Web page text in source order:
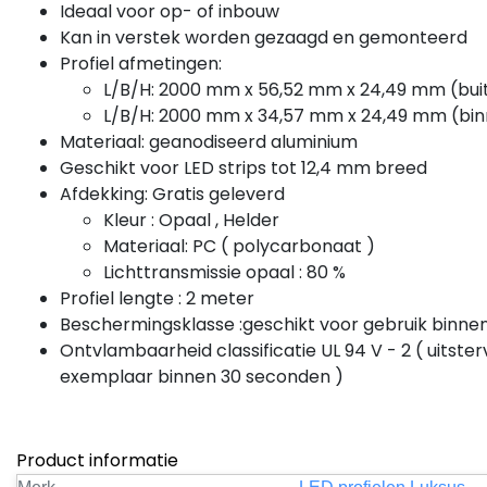
Ideaal voor op- of inbouw
Kan in verstek worden gezaagd en gemonteerd
Profiel afmetingen:
L/B/H: 2000 mm x 56,52 mm x 24,49 mm
L/B/H: 2000 mm x 34,57 mm x 24,49 mm
Materiaal: geanodiseerd aluminium
Geschikt voor LED strips tot 12,4 mm breed
Afdekking: Gratis geleverd
Kleur : Opaal , Helder
Materiaal: PC ( polycarbonaat )
Lichttransmissie opaal : 80 %
Profiel lengte : 2 meter
Beschermingsklasse :geschikt voor gebruik
Ontvlambaarheid classificatie UL 94 V - 2 (
exemplaar binnen 30 seconden )
Product informatie
Kabelgoot / onderprofiel
- 2 meter -
Stijlvol verlicht uw ruimte
de PL10ALU LED
Dit aluminium profiel biedt
een elegante op...
€19,91 Excl. btw